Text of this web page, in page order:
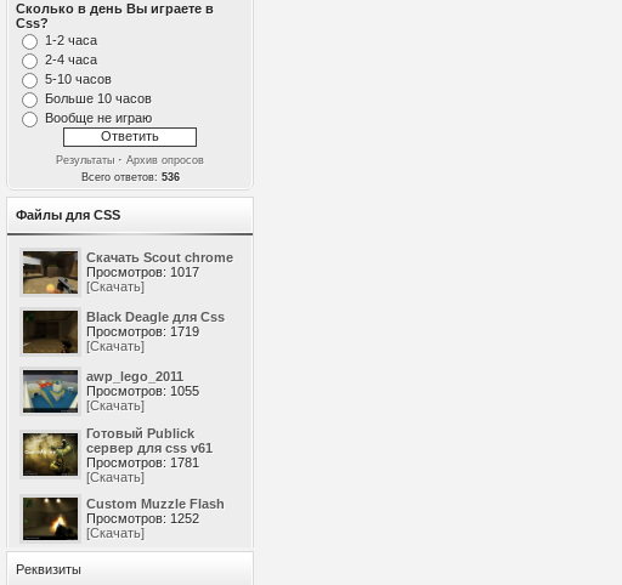
Сколько в день Вы играете в
Css?
1-2 часа
2-4 часа
5-10 часов
Больше 10 часов
Вообще не играю
Результаты · Архив опросов
Всего ответов: 536
Файлы для CSS
Скачать Scout chrome
Просмотров: 1017
[Скачать]
Black Deagle для Css
Просмотров: 1719
[Скачать]
awp_lego_2011
Просмотров: 1055
[Скачать]
Готовый Publick
сервер для css v61
Просмотров: 1781
[Скачать]
Custom Muzzle Flash
Просмотров: 1252
[Скачать]
Реквизиты